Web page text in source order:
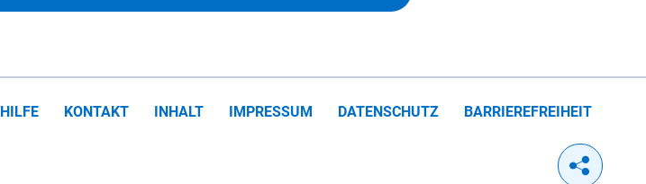
HILFE KONTAKT INHALT IMPRESSUM DATENSCHUTZ BARRIEREFREIHEIT